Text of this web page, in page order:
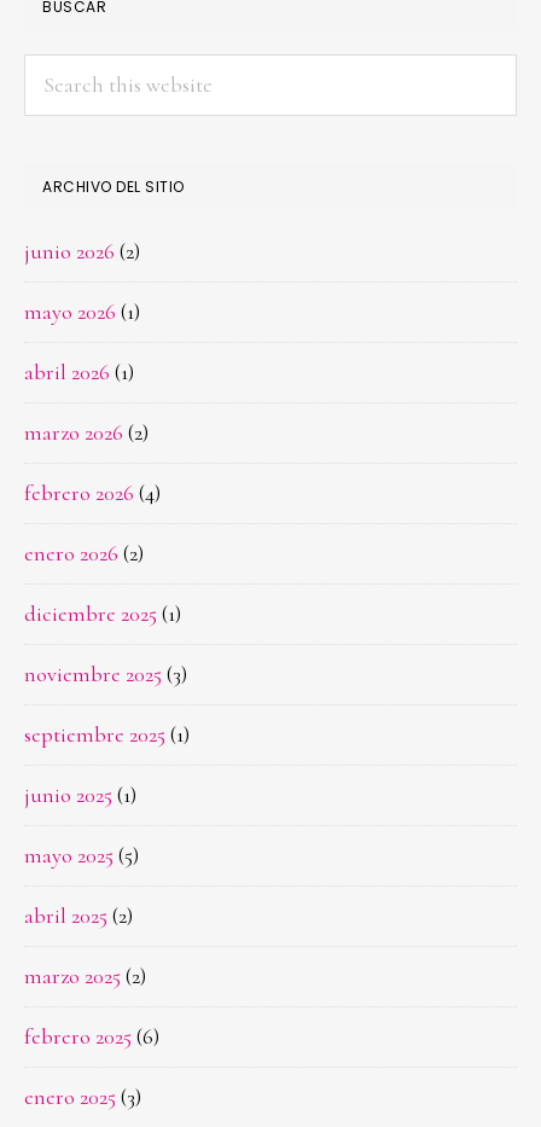
BUSCAR
ARCHIVO DEL SITIO
junio 2026 (2)
mayo 2026 (1)
abril 2026 (1)
marzo 2026 (2)
febrero 2026 (4)
enero 2026 (2)
diciembre 2025 (1)
noviembre 2025 (3)
septiembre 2025 (1)
junio 2025 (1)
mayo 2025 (5)
abril 2025 (2)
marzo 2025 (2)
febrero 2025 (6)
enero 2025 (3)